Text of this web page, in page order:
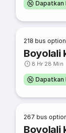
Dapatkan
218 bus
Boyolali
8 Hr 28 Min
Dapatkan
267 bus
Boyolali